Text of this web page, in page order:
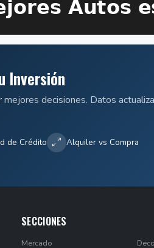
Inversión
decisiones. Datos
de Crédito Alquiler vs Compra
SECCIONES
Mercado